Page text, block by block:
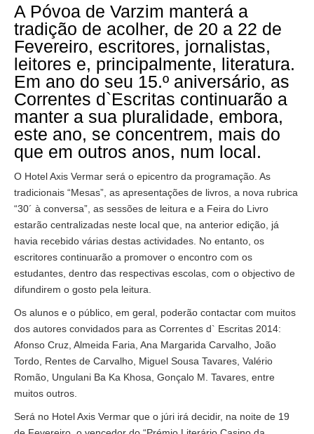
A Póvoa de Varzim manterá a
tradição de acolher, de 20 a 22 de
Fevereiro, escritores, jornalistas,
leitores e, principalmente, literatura.
Em ano do seu 15.º aniversário, as
Correntes d`Escritas continuarão a
manter a sua pluralidade, embora,
este ano, se concentrem, mais do
que em outros anos, num local.
O Hotel Axis Vermar será o epicentro da programação. As
tradicionais “Mesas”, as apresentações de livros, a nova rubrica
“30´ à conversa”, as sessões de leitura e a Feira do Livro
estarão centralizadas neste local que, na anterior edição, já
havia recebido várias destas actividades. No entanto, os
escritores continuarão a promover o encontro com os
estudantes, dentro das respectivas escolas, com o objectivo de
difundirem o gosto pela leitura.
Os alunos e o público, em geral, poderão contactar com muitos
dos autores convidados para as Correntes d` Escritas 2014:
Afonso Cruz, Almeida Faria, Ana Margarida Carvalho, João
Tordo, Rentes de Carvalho, Miguel Sousa Tavares, Valério
Romão, Ungulani Ba Ka Khosa, Gonçalo M. Tavares, entre
muitos outros.
Será no Hotel Axis Vermar que o júri irá decidir, na noite de 19